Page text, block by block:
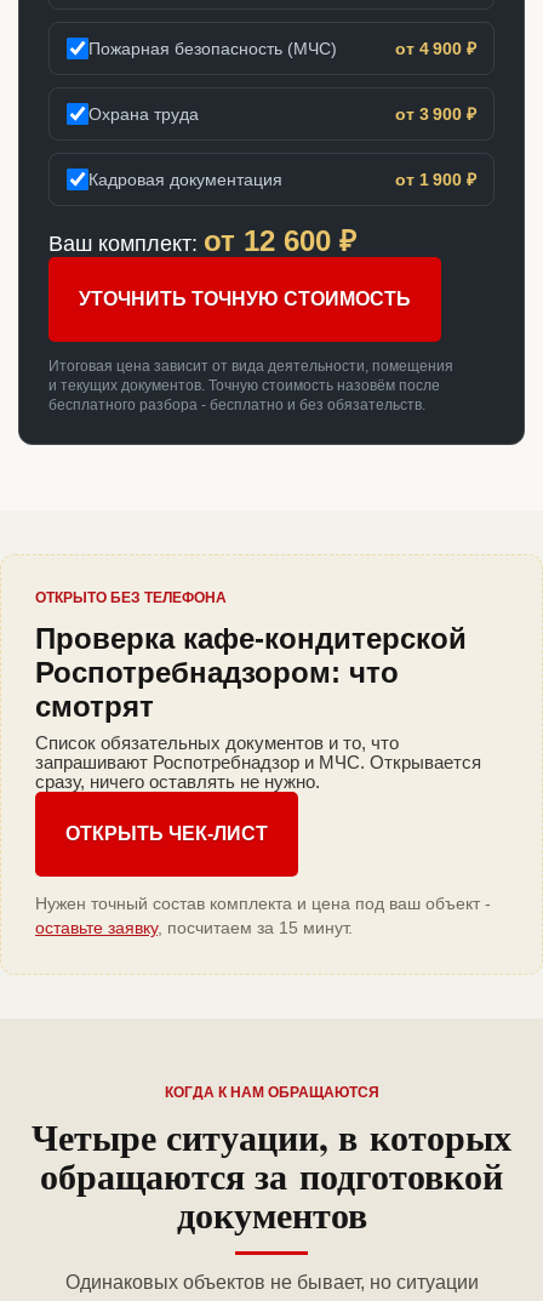
Пожарная безопасность (МЧС) от 4 900 ₽
Охрана труда от 3 900 ₽
Кадровая документация от 1 900 ₽
Ваш комплект: от 12 600 ₽
УТОЧНИТЬ ТОЧНУЮ СТОИМОСТЬ
Итоговая цена зависит от вида деятельности, помещения
и текущих документов. Точную стоимость назовём после
бесплатного разбора - бесплатно и без обязательств.
ОТКРЫТО БЕЗ ТЕЛЕФОНА
Проверка кафе-кондитерской
Роспотребнадзором: что
смотрят
Список обязательных документов и то, что
запрашивают Роспотребнадзор и МЧС. Открывается
сразу, ничего оставлять не нужно.
ОТКРЫТЬ ЧЕК-ЛИСТ
Нужен точный состав комплекта и цена под ваш объект -
оставьте заявку, посчитаем за 15 минут.
КОГДА К НАМ ОБРАЩАЮТСЯ
Четыре ситуации, в которых
обращаются за подготовкой
документов
Одинаковых объектов не бывает, но ситуации